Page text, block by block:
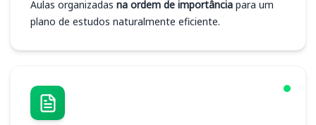
Aulas organizadas na ordem de importância para um
plano de estudos naturalmente eficiente.